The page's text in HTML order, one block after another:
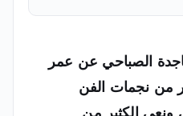
الصباحي عن عمر
تعتبر من نجمات الفن
ونعى الكثير من